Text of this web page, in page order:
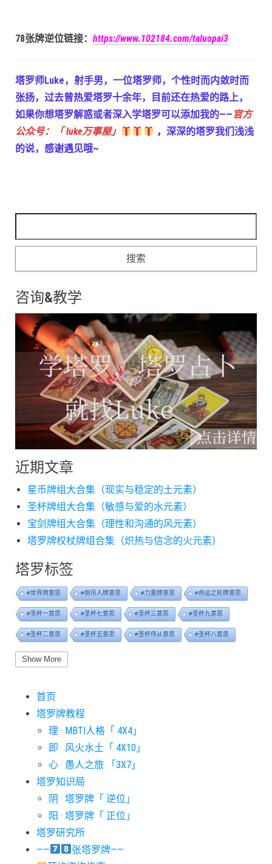
78张牌逆位链接： https://www.102184.com/taluopai3
塔罗师Luke，射手男，一位塔罗师，个性时而内敛时而
张扬，过去曾热爱塔罗十余年，目前还在热爱的路上，
如果你想塔罗解惑或者深入学塔罗可以添加我的—— 官方
公众号：「 luke万事屋」
， 深深的塔罗我们浅浅
的说，感谢遇见哦~
咨询&教学
近期文章
星币牌组大合集（现实与稳定的土元素）
圣杯牌组大合集（敏感与爱的水元素）
宝剑牌组大合集（理性和沟通的风元素）
塔罗牌权杖牌组合集（炽热与信念的火元素）
塔罗标签
#世界牌意思 #倒吊人牌意思 #力量牌意思 #命运之轮牌意思
#圣杯一意思 #圣杯七意思 #圣杯三意思 #圣杯九意思
#圣杯二意思 #圣杯五意思 #圣杯侍从意思 #圣杯八意思
#圣杯六意思
#宝剑七意思
#宝剑五意思 #宝剑侍从意思
#宝剑十意思 #宝剑四意思 #宝剑国王意思
#愚人牌意思 #战车牌意思
#星币七意思 #星币三意思
#星币五意思 #星币侍从意思
#星币骑士意思 #星星牌意思
Show More
首页
塔罗牌教程
理 · MBTI人格「 4X4」
即 · 风火水土「 4X10」
心 · 愚人之旅 「3X7」
塔罗知识局
阴 · 塔罗牌「 逆位」
阳 · 塔罗牌「 正位」
塔罗研究所
——
张塔罗牌——